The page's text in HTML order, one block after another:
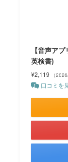
【音声ア
英検書)
¥2,119 （
口コミを